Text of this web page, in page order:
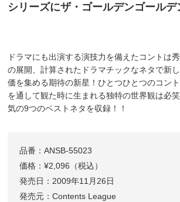
シリーズにザ・ゴールデンゴールデ
ドラマにも出演する演技力を備えたコントは
の展開、計算されたドラマチックなネタで新
価を集める期待の新星！ひとつひとつのコン
を通して観た時に生まれる独特の世界観は必
気の9つのベストネタを収録！！
品番：ANSB-55023
価格：¥2,096（税込）
発売日：2009年11月26日
発売元：Contents League